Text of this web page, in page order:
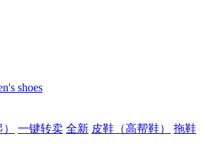
shoes
一键转卖 全新 皮鞋（高帮鞋）
拖鞋